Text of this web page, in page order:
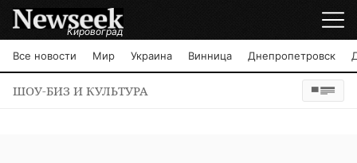
Кировоград
Все новости Мир Украина Винница Днепропетровск
ШОУ-БИЗ И КУЛЬТУРА